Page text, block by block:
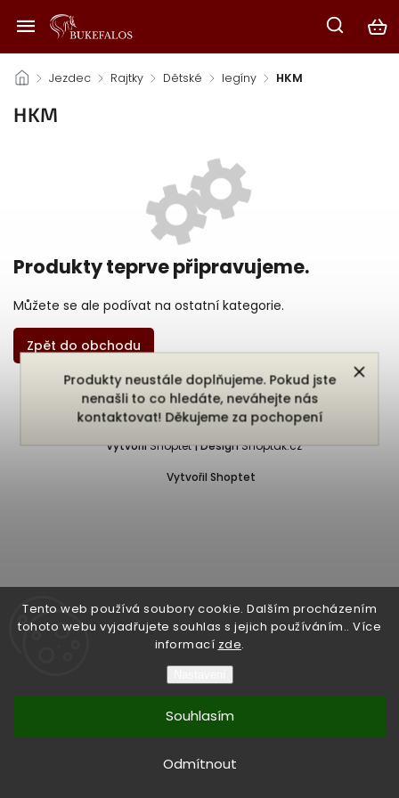
Tento web používá soubory cookie. Dalším procházením
tohoto webu vyjadřujete souhlas s jejich používáním.. Více
informací zde.
Odmítnout
Souhlasím
Produkty neustále doplňujeme. Pokud jste
nenašli to co hledáte, neváhejte nás
kontaktovat! Děkujeme za pochopení
/ Jezdec / Rajtky / Dětské / legíny / HKM
HKM
Produkty teprve připravujeme.
Můžete se ale podívat na ostatní kategorie.
Zpět do obchodu
Vytvořil Shoptet
Copyright 2026Bukefalos. Všechna práva vyhrazena.
Vytvořil Shoptet | Design Shoptak.cz